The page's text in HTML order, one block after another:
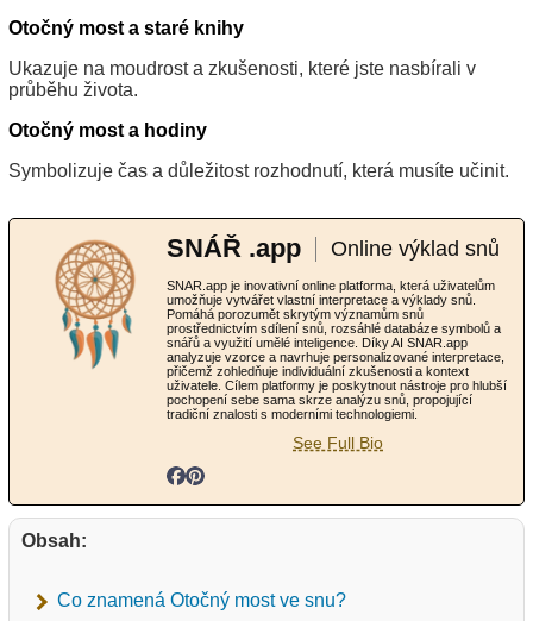
Otočný most a staré knihy
Ukazuje na moudrost a zkušenosti, které jste nasbírali v
průběhu života.
Otočný most a hodiny
Symbolizuje čas a důležitost rozhodnutí, která musíte učinit.
SNÁŘ .app Online výklad snů
SNAR.app je inovativní online platforma, která uživatelům
umožňuje vytvářet vlastní interpretace a výklady snů.
Pomáhá porozumět skrytým významům snů
prostřednictvím sdílení snů, rozsáhlé databáze symbolů a
snářů a využití umělé inteligence. Díky AI SNAR.app
analyzuje vzorce a navrhuje personalizované interpretace,
přičemž zohledňuje individuální zkušenosti a kontext
uživatele. Cílem platformy je poskytnout nástroje pro hlubší
pochopení sebe sama skrze analýzu snů, propojující
tradiční znalosti s moderními technologiemi.
See Full Bio
Obsah:
Co znamená Otočný most ve snu?